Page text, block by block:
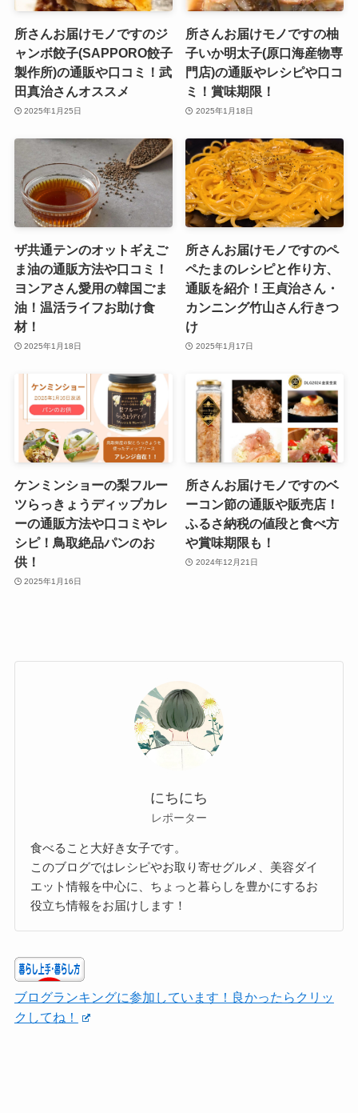
所さんお届けモノですのジ
ャンボ餃子(SAPPORO餃子
製作所)の通販や口コミ！武
田真治さんオススメ
2025年1月25日
所さんお届けモノですの柚
子いか明太子(原口海産物専
門店)の通販やレシピや口コ
ミ！賞味期限！
2025年1月18日
ザ共通テンのオットギえご
ま油の通販方法や口コミ！
ヨンアさん愛用の韓国ごま
油！温活ライフお助け食
材！
2025年1月18日
所さんお届けモノですのペ
ペたまのレシピと作り方、
通販を紹介！王貞治さん・
カンニング竹山さん行きつ
け
2025年1月17日
ケンミンショーの梨フルー
ツらっきょうディップカレ
ーの通販方法や口コミやレ
シピ！鳥取絶品パンのお
供！
2025年1月16日
所さんお届けモノですのベ
ーコン節の通販や販売店！
ふるさ納税の値段と食べ方
や賞味期限も！
2024年12月21日
にちにち
レポーター
食べること大好き女子です。
このブログではレシピやお取り寄せグルメ、美容ダイ
エット情報を中心に、ちょっと暮らしを豊かにするお
役立ち情報をお届けします！
ブログランキングに参加しています！良かったらクリッ
クしてね！